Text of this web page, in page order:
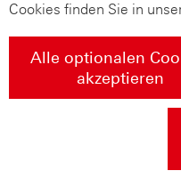
Cookies finden Sie in
Alle optionalen
akzeptieren